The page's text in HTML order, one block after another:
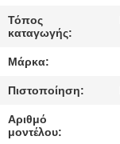
ΕΛΆΤΕ
ΣΕ
ΕΠΑΦΉ
Τόπος
καταγωγής:
Μάρκα:
Πιστοποίηση:
Αριθμό
μοντέλου: